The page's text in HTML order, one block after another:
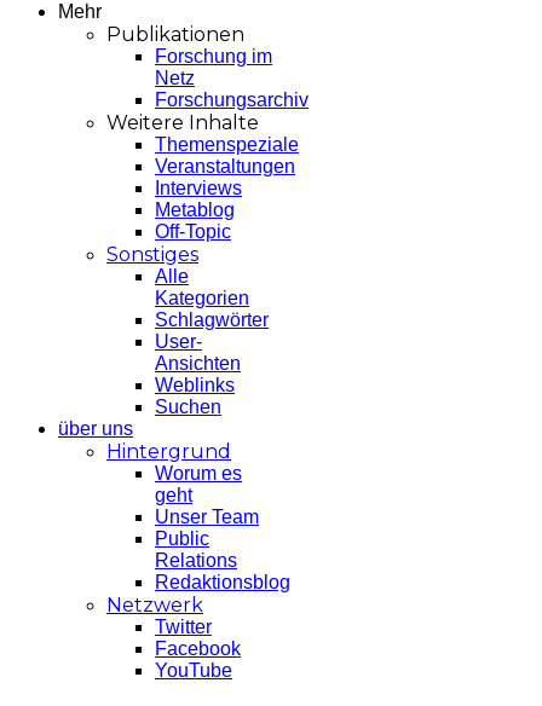
Mehr
Publikationen
Forschung im
Netz
Forschungsarchiv
Weitere Inhalte
Themenspeziale
Veranstaltungen
Interviews
Metablog
Off-Topic
Sonstiges
Alle
Kategorien
Schlagwörter
User-
Ansichten
Weblinks
Suchen
über uns
Hintergrund
Worum es
geht
Unser Team
Public
Relations
Redaktionsblog
Netzwerk
Twitter
Facebook
YouTube